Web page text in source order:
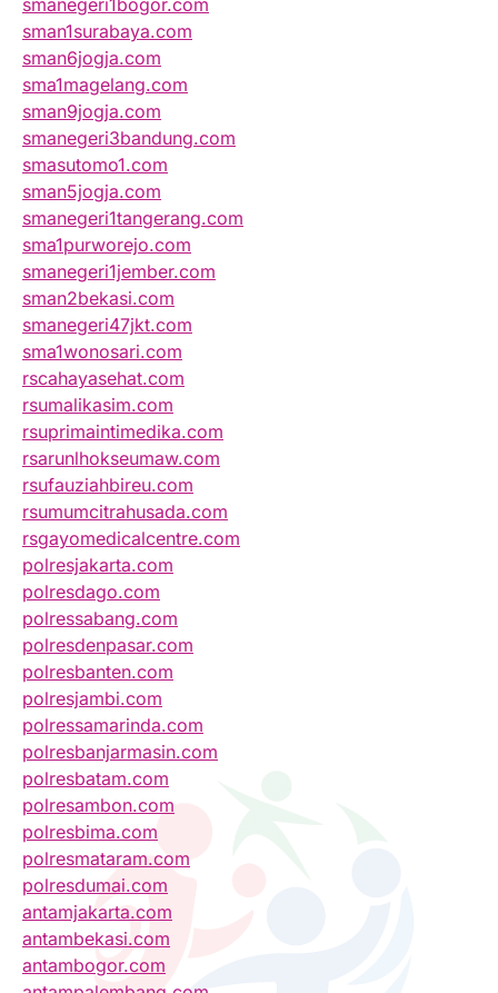
smanegeri1bogor.com
sman1surabaya.com
sman6jogja.com
sma1magelang.com
sman9jogja.com
smanegeri3bandung.com
smasutomo1.com
sman5jogja.com
smanegeri1tangerang.com
sma1purworejo.com
smanegeri1jember.com
sman2bekasi.com
smanegeri47jkt.com
sma1wonosari.com
rscahayasehat.com
rsumalikasim.com
rsuprimaintimedika.com
rsarunlhokseumaw.com
rsufauziahbireu.com
rsumumcitrahusada.com
rsgayomedicalcentre.com
polresjakarta.com
polresdago.com
polressabang.com
polresdenpasar.com
polresbanten.com
polresjambi.com
polressamarinda.com
polresbanjarmasin.com
polresbatam.com
polresambon.com
polresbima.com
polresmataram.com
polresdumai.com
antamjakarta.com
antambekasi.com
antambogor.com